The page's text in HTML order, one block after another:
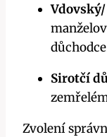
Sirotčí
Zvolení